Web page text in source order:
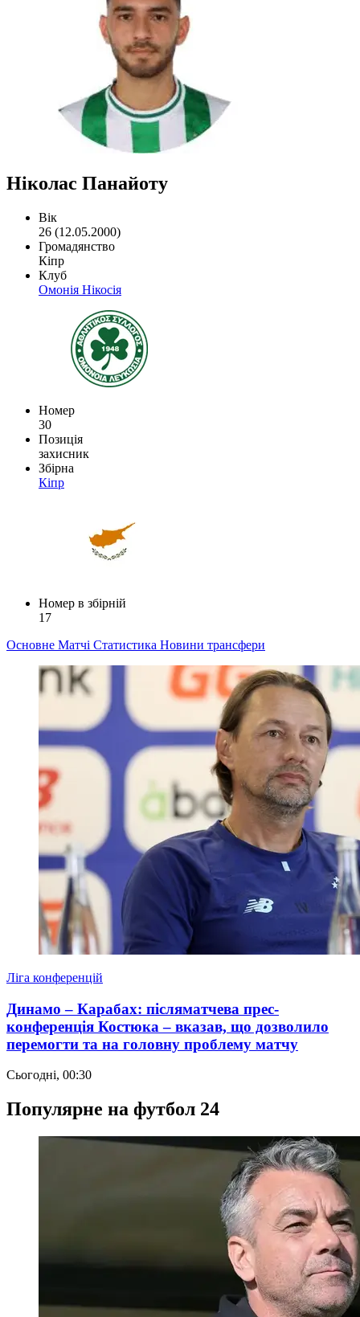
Ніколас Панайоту
Вік
26 (12.05.2000)
Громадянство
Кіпр
Клуб
Омонія Нікосія
Номер
30
Позиція
захисник
Збірна
Кіпр
Номер в збірній
17
Основне Матчі Статистика Новини трансфери
Ліга конференцій
Динамо – Карабах: післяматчева прес-
конференція Костюка – вказав, що дозволило
перемогти та на головну проблему матчу
Сьогодні, 00:30
Популярне на футбол 24